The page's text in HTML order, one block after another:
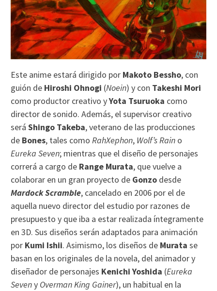
Este anime estará dirigido por Makoto Bessho, con
guión de Hiroshi Ohnogi (Noein) y con Takeshi Mori
como productor creativo yYota Tsuruoka como
director de sonido. Además, el supervisor creativo
seráShingo Takeba, veterano de las producciones
de Bones, tales comoRahXephon, Wolf’s Rain o
Eureka Seven; mientras que el diseño de personajes
correrá a cargo de Range Murata, que vuelve a
colaborar en un gran proyecto de Gonzo desde
Mardock Scramble, cancelado en 2006 por el de
aquella nuevo director del estudio por razones de
presupuesto y que iba a estar realizada íntegramente
en 3D. Sus diseños serán adaptados para animación
por Kumi Ishii. Asimismo, los diseños de Murata se
basan en los originales de la novela, del animador y
diseñador de personajes Kenichi Yoshida (Eureka
Seveny Overman King Gainer), un habitual en la